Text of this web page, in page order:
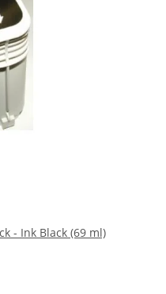
- Ink Black (69 ml)